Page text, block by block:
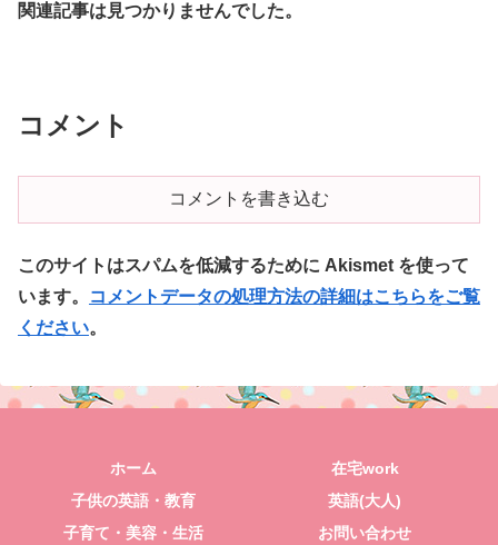
関連記事は見つかりませんでした。
コメント
コメントを書き込む
このサイトはスパムを低減するために Akismet を使って
います。
コメントデータの処理方法の詳細はこちらをご覧
ください。
ホーム
在宅work
子供の英語・教育
英語(大人)
子育て・美容・生活
お問い合わせ